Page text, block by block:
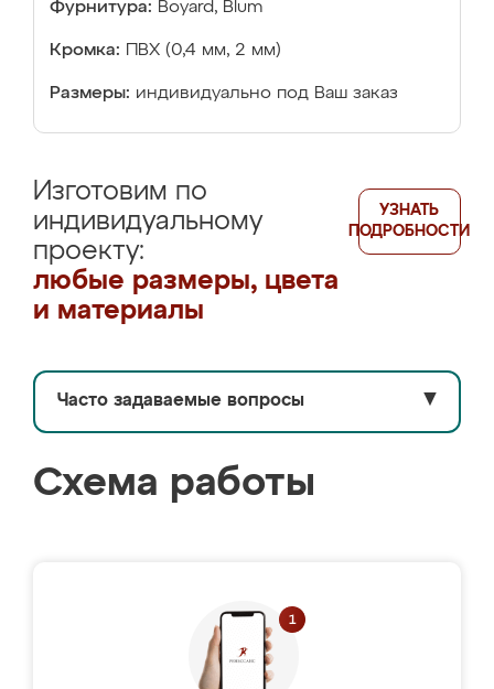
Фурнитура: Boyard, Blum
Кромка: ПВХ (0,4 мм, 2 мм)
Размеры: индивидуально под Ваш заказ
Изготовим по
индивидуальному
проекту:
любые размеры, цвета
и материалы
УЗНАТЬ
ПОДРОБНОСТИ
Часто задаваемые вопросы ▼
Схема работы